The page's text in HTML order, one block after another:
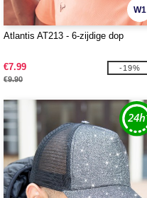
W1
Atlantis AT213 - 6-zijdige dop
€7.99
€9.90
-19%